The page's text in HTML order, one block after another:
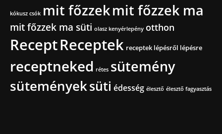
kókusz csók mit főzzekmit főzzek ma
mit főzzek ma süti olasz kenyérlepény otthon
ReceptReceptek receptek lépésről lépésre
receptneked rétes sütemény
süteményeksüti édesség élesztő élesztő fagyasztás